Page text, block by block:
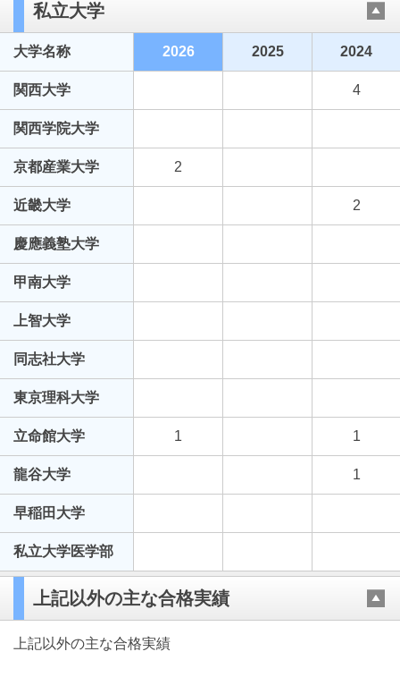
私立大学
大学名称 2026 2025 2024
関西大学 4
関西学院大学
京都産業大学 2
近畿大学 2
慶應義塾大学
甲南大学
上智大学
同志社大学
東京理科大学
立命館大学 1 1
龍谷大学 1
早稲田大学
私立大学医学部
上記以外の主な合格実績
上記以外の主な合格実績